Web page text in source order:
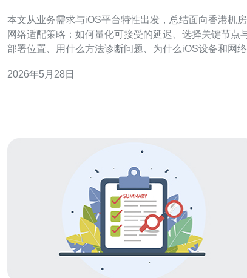
本文从业务需求与iOS平台特性出发，总结面向香港机
网络适配策略：如何量化可接受的延迟、选择关键节点
部署位置、用什么方法诊断问题、为什么iOS设备和网
施来兼顾低延迟与高稳定性。 多少延迟可以认为对iOS用
2026年5月28日